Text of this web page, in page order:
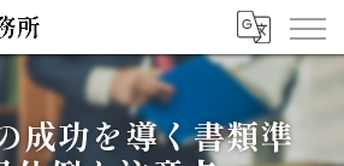
成功を導く書類準